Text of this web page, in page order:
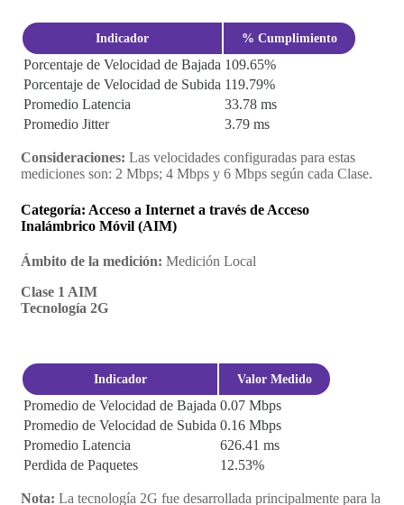
Indicador % Cumplimiento
Porcentaje de Velocidad de Bajada 109.65%
Porcentaje de Velocidad de Subida 119.79%
Promedio Latencia
33.78 ms
Promedio Jitter
3.79 ms
Consideraciones: Las velocidades configuradas para estas
mediciones son: 2 Mbps; 4 Mbps y 6 Mbps según cada Clase.
Categoría: Acceso a Internet a través de Acceso
Inalámbrico Móvil (AIM)
Ámbito de la medición: Medición Local
Clase 1 AIM
Tecnología 2G
Indicador Valor Medido
Promedio de Velocidad de Bajada 0.07 Mbps
Promedio de Velocidad de Subida 0.16 Mbps
Promedio Latencia
626.41 ms
Perdida de Paquetes
12.53%
Nota: La tecnología 2G fue desarrollada principalmente para la